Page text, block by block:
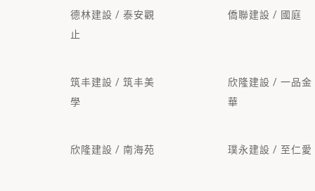
德林建設 / 泰安觀
止
僑聯建設 / 國庭
筑丰建設 / 筑丰美
學
欣隆建設 / 一品金
華
欣隆建設 / 南海苑 璞永建設 / 至仁愛